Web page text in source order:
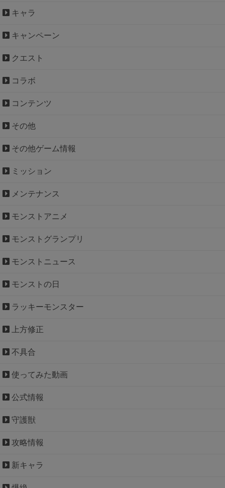
キャラ
キャンペーン
クエスト
コラボ
コンテンツ
その他
その他ゲーム情報
ミッション
メンテナンス
モンストアニメ
モンストグランプリ
モンストニュース
モンストの日
ラッキーモンスター
上方修正
不具合
使ってみた動画
公式情報
守護獣
攻略情報
新キャラ